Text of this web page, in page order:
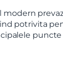
modern
potrivita